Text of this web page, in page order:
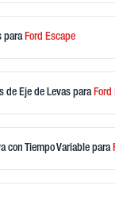
para Ford Escape
de Eje de Levas para Ford
con Tiempo Variable para